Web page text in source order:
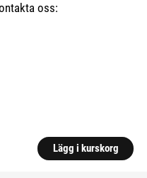
oss:
sida.)
Lägg i kurskorg